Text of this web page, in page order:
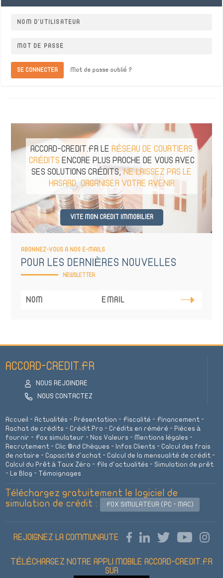
SE CONNECTER Mot de passe oublié ?
ACCORD-CREDIT.FR LE RÉSEAU DE COURTIERS
CRÉDITS ENCORE PLUS PROCHE DE VOUS AVEC
SES SOLUTIONS CRÉDITS, NE LAISSEZ PAS LE
HASARD, ORGANISER VOTRE AVENIR
VITE MON CREDIT IMMOBILIER
ABONNEZ-VOUS A NOS E-MAILS
POUR LES DERNIÈRES NOUVELLES
ACCORD-CREDIT.FR
NOUS REJOINDRE
NOUS CONTACTEZ
Accueil - Actualités - Présentation - Fiscalité - Financement -
Rachat de crédits - Crédit Pro - Crédits en réméré - Pièces à
fournir - Fox simulateur - Nos Valeurs - Mentions légales -
Recrutement - Clic @nd Chèques - Infos Clients - Calcul des frais
de notaire - Capacité d'achat - Calcul de la mensualité de crédit -
Calcul du Prêt à Taux Zéro - Fils d'actualités - Simulation de prêt
- Le Blog - Témoignages
Téléchargez gratuitement le logiciel de
simulation de crédit :
FOX SIMULATEUR (PC - MAC)
REJOIGNEZ LA COMMUNAUTE
TÉLÉCHARGEZ NOTRE APPLI MOBILE ACCORD-CREDIT.FR
SUR